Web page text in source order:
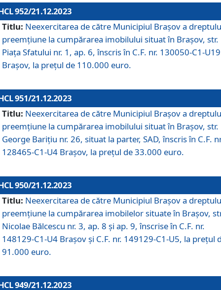
952/21.12.2023
Titlu: Neexercitarea de către Municipiul Brașov a
preemțiune la cumpărarea imobilului situat în Brașov, str.
Piața Sfatului nr. 1, ap. 6, înscris în C.F. nr. 130050-C1-U19
Brașov, la prețul de 110.000 euro.
951/21.12.2023
Titlu: Neexercitarea de către Municipiul Brașov a
preemțiune la cumpărarea imobilului situat în Brașov, str.
George Barițiu nr. 26, situat la parter, SAD, înscris în C.F.
128465-C1-U4 Brașov, la prețul de 33.000 euro.
950/21.12.2023
Titlu: Neexercitarea de către Municipiul Brașov a
preemțiune la cumpărarea imobilelor situate în Brașov,
Nicolae Bălcescu nr. 3, ap. 8 și ap. 9, înscrise în C.F. nr.
148129-C1-U4 Brașov și C.F. nr. 149129-C1-U5, la prețul
91.000 euro.
949/21.12.2023